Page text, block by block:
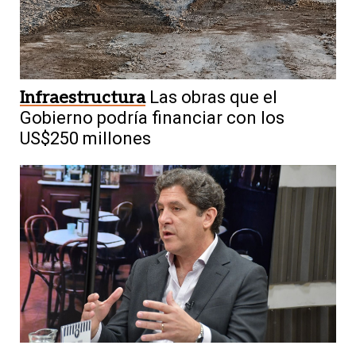
Infraestructura Las obras que el
Gobierno podría financiar con los
US$250 millones